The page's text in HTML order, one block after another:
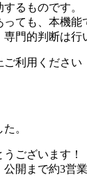
るものです。
ても、本機能
門的判断は行
ご利用ください
。
ございます！
開まで約3営